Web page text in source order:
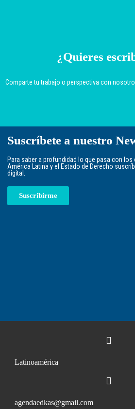
¿Quieres
Comparte tu trabajo o perspectiva con
Suscríbete a nuestro
Para saber a profundidad lo que pasa con
América Latina y el Estado de Derecho
digital.
Suscribirme
Latinoamérica
agendaedkas@gmail.com